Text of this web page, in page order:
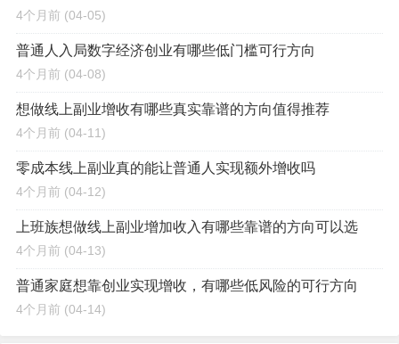
4个月前 (04-05)
普通人入局数字经济创业有哪些低门槛可行方向
4个月前 (04-08)
想做线上副业增收有哪些真实靠谱的方向值得推荐
4个月前 (04-11)
零成本线上副业真的能让普通人实现额外增收吗
4个月前 (04-12)
上班族想做线上副业增加收入有哪些靠谱的方向可以选
4个月前 (04-13)
普通家庭想靠创业实现增收，有哪些低风险的可行方向
4个月前 (04-14)